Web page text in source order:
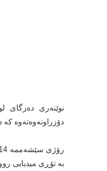
نوێنەری دەزگای
دۆزراونەوەتەوە کە
بە تۆڕی میدیایی